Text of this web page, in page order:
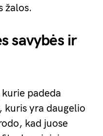
žalos.
savybės ir
padeda
, kuris yra daugelio
kad juose